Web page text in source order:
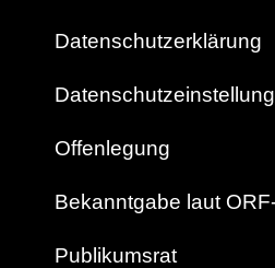
Datenschutzerklärung
Offenlegung
Bekanntgabe laut
Publikumsrat